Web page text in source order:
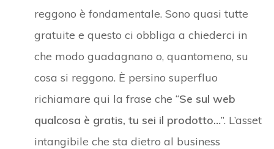
reggono è fondamentale. Sono quasi tutte
gratuite e questo ci obbliga a chiederci in
che modo guadagnano o, quantomeno, su
cosa si reggono. È persino superfluo
richiamare qui la frase che “Se sul web
qualcosa è gratis, tu sei il prodotto…”. L’asset
intangibile che sta dietro al business